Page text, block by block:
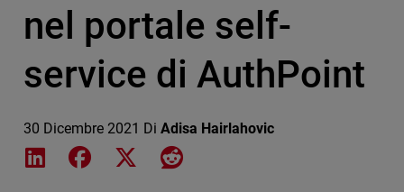
nel portale self-
service di AuthPoint
30 Dicembre 2021 Di Adisa Hairlahovic
Share on LinkedIn
Share on Facebook
Share on XShare on Reddit